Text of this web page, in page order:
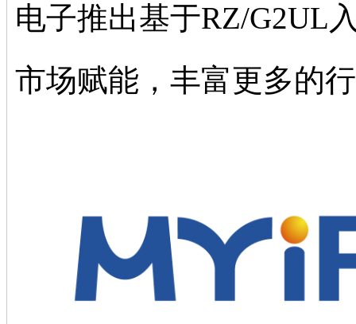
电子推出基于RZ/G2UL
市场赋能，丰富更多的